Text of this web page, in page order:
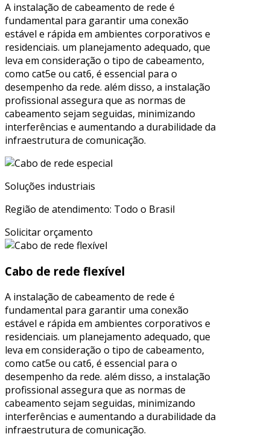
A instalação de cabeamento de rede é
fundamental para garantir uma conexão
estável e rápida em ambientes corporativos e
residenciais. um planejamento adequado, que
leva em consideração o tipo de cabeamento,
como cat5e ou cat6, é essencial para o
desempenho da rede. além disso, a instalação
profissional assegura que as normas de
cabeamento sejam seguidas, minimizando
interferências e aumentando a durabilidade da
infraestrutura de comunicação.
Soluções industriais
Região de atendimento: Todo o Brasil
Solicitar orçamento
Cabo de rede flexível
A instalação de cabeamento de rede é
fundamental para garantir uma conexão
estável e rápida em ambientes corporativos e
residenciais. um planejamento adequado, que
leva em consideração o tipo de cabeamento,
como cat5e ou cat6, é essencial para o
desempenho da rede. além disso, a instalação
profissional assegura que as normas de
cabeamento sejam seguidas, minimizando
interferências e aumentando a durabilidade da
infraestrutura de comunicação.